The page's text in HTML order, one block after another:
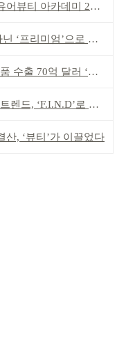
티 아카데미 2기 발대식
미엄’으로 승부걸어야
70억 달러 ‘역대 최고’
, ‘F.I.N.D’로 읽는다
산, ‘뷰티’가 이끌었다